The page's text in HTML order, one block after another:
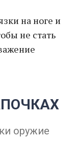
на ноге и
не стать
оружие